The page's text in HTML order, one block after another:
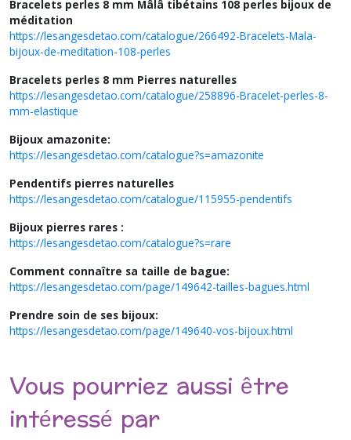
Bracelets perles 8 mm Mâlâ tibétains 108 perles bijoux de
méditation
https://lesangesdetao.com/catalogue/266492-Bracelets-Mala-
bijoux-de-meditation-108-perles
Bracelets perles 8 mm Pierres naturelles
https://lesangesdetao.com/catalogue/258896-Bracelet-perles-8-
mm-elastique
Bijoux amazonite:
https://lesangesdetao.com/catalogue?s=amazonite
Pendentifs pierres naturelles
https://lesangesdetao.com/catalogue/115955-pendentifs
Bijoux pierres rares :
https://lesangesdetao.com/catalogue?s=rare
Comment connaître sa taille de bague:
https://lesangesdetao.com/page/149642-tailles-bagues.html
Prendre soin de ses bijoux:
https://lesangesdetao.com/page/149640-vos-bijoux.html
Vous pourriez aussi être
intéressé par